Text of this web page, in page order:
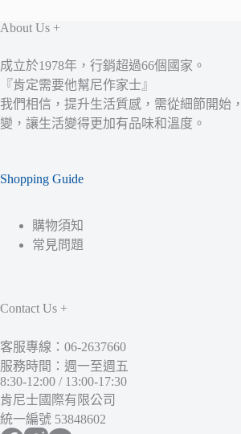
About Us +
成立於1978年，行銷超過66個國家。
『肯定需要他幫尼作家士』
我們相信，提升生活質感，需從細節開始
變，讓生活變得更加有品味和溫度。
Shopping Guide
購物須知
常見問題
Contact Us +
客服專線：06-2637660
服務時間：週一至週五
8:30-12:00 / 13:00-17:30
肯尼士國際有限公司
統一編號 53848602